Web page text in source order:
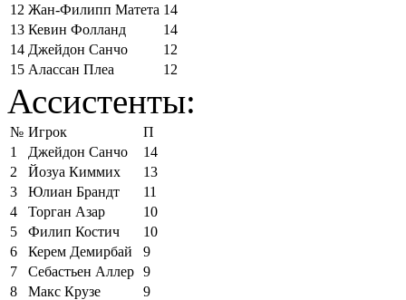
12 Жан-Филипп Матета 14
13 Кевин Фолланд
14
14 Джейдон Санчо
12
15 Алассан Плеа 12
Ассистенты:
№ Игрок
П
1
Джейдон Санчо
14
2
Йозуа Киммих
13
3
Юлиан Брандт
11
4
Торган Азар
10
5
Филип Костич
10
6
Керем Демирбай
9
7
Себастьен Аллер 9
8
Макс Крузе
9